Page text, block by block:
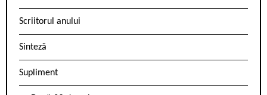
Scriitorul anului
Sinteză
Supliment